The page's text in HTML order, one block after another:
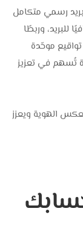
رسمي متكامل
للبريد، وربطًا
موحّدة
تُسهم في تعزيز
الهوية ويعزز